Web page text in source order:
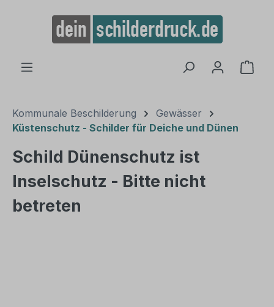
springen
Kommunale Beschilderung
Gewässer
Küstenschutz - Schilder für Deiche und Dünen
Schild Dünenschutz ist
Inselschutz - Bitte nicht
betreten